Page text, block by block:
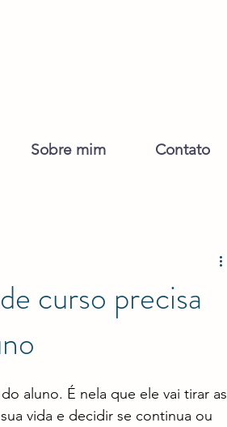
Sobre mim Contato
curso precisa
aluno. É nela que ele vai tirar as
vida e decidir se continua ou